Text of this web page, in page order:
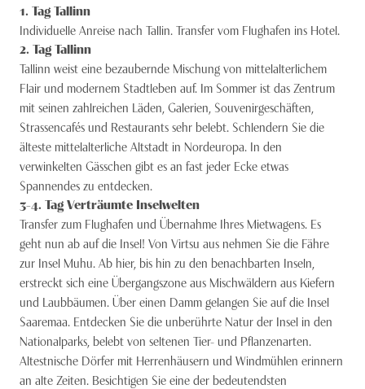
1. TagTallinn
Individuelle Anreise nach Tallin. Transfer vom Flughafen ins Hotel.
2. TagTallinn
Tallinn weist eine bezaubernde Mischung von mittelalterlichem
Flair und modernem Stadtleben auf. Im Sommer ist das Zentrum
mit seinen zahlreichen Läden, Galerien, Souvenirgeschäften,
Strassencafés und Restaurants sehr belebt. Schlendern Sie die
älteste mittelalterliche Altstadt in Nordeuropa. In den
verwinkelten Gässchen gibt es an fast jeder Ecke etwas
Spannendes zu entdecken.
3-4. TagVerträumte Inselwelten
Transfer zum Flughafen und Übernahme Ihres Mietwagens. Es
geht nun ab auf die Insel! Von Virtsu aus nehmen Sie die Fähre
zur Insel Muhu. Ab hier, bis hin zu den benachbarten Inseln,
erstreckt sich eine Übergangszone aus Mischwäldern aus Kiefern
und Laubbäumen. Über einen Damm gelangen Sie auf die Insel
Saaremaa. Entdecken Sie die unberührte Natur der Insel in den
Nationalparks, belebt von seltenen Tier- und Pflanzenarten.
Altestnische Dörfer mit Herrenhäusern und Windmühlen erinnern
an alte Zeiten. Besichtigen Sie eine der bedeutendsten